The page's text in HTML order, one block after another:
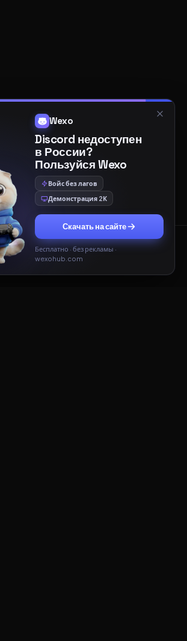
Принять Только необходимые
Wexo
Discord недоступен
в России?
Пользуйся Wexo
Войс без лагов
Демонстрация 2К
Скачать на сайте
Бесплатно · без рекламы ·
wexohub.com